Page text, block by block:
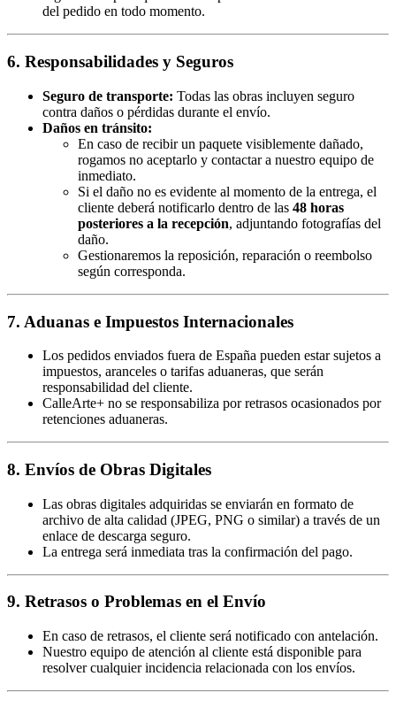
del pedido en todo momento.
6. Responsabilidades y Seguros
Seguro de transporte: Todas las obras incluyen seguro
contra daños o pérdidas durante el envío.
Daños en tránsito:
En caso de recibir un paquete visiblemente dañado,
rogamos no aceptarlo y contactar a nuestro equipo de
inmediato.
Si el daño no es evidente al momento de la entrega, el
cliente deberá notificarlo dentro de las 48 horas
posteriores a la recepción, adjuntando fotografías del
daño.
Gestionaremos la reposición, reparación o reembolso
según corresponda.
7. Aduanas e Impuestos Internacionales
Los pedidos enviados fuera de España pueden estar sujetos a
impuestos, aranceles o tarifas aduaneras, que serán
responsabilidad del cliente.
CalleArte+ no se responsabiliza por retrasos ocasionados por
retenciones aduaneras.
8. Envíos de Obras Digitales
Las obras digitales adquiridas se enviarán en formato de
archivo de alta calidad (JPEG, PNG o similar) a través de un
enlace de descarga seguro.
La entrega será inmediata tras la confirmación del pago.
9. Retrasos o Problemas en el Envío
En caso de retrasos, el cliente será notificado con antelación.
Nuestro equipo de atención al cliente está disponible para
resolver cualquier incidencia relacionada con los envíos.